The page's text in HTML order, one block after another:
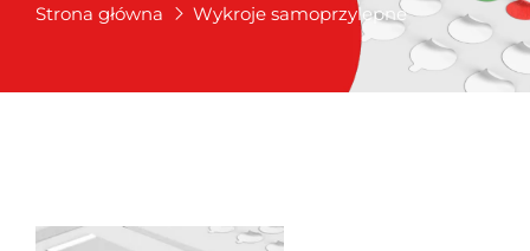
Strona główna Wykroje samoprzylepne